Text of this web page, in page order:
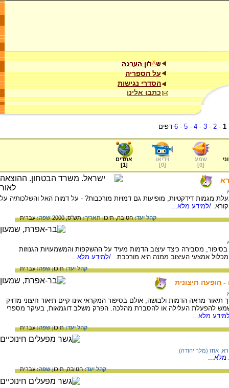
על הספריה
הסדרי נגישות
כתבו אלינו
1
-
2
-
3
-
4
-
5
-
6 דפים
שמע
[
0
]
וידיאו
[
0
]
אתרים
[
1
]
מגמות דידקטיות, מופיעות גם דמויות מורכבות? - על דמות האל והשלכותיה על
/למידע מלא...
קהל יעד:חטיבה,תיכוןתאריך:תש"ס; 2000 שפה:עברית
מסבירה כיצד עיצוב הדמות מעיד על ההשקפות והמשמעויות הגנוזות
אמצעי העיצוב ממנה היא מורכבת. /למידע מלא...
קהל יעד:תיכוןשפה:עברית
הופעה חיצונית
מראה הדמות ולבושה, אולם בסיפור המקראי אינו קיים תיאור חיצוני מדויק
להפעלת העלילה או להסברת מהלכה. הפרק משלב דוגמאות, בעיקר מספרי
מלא...
קהל יעד:תיכוןשפה:עברית
אחז (מלך יהודה)
מלא...
קהל יעד:חטיבה,תיכוןשפה:עברית